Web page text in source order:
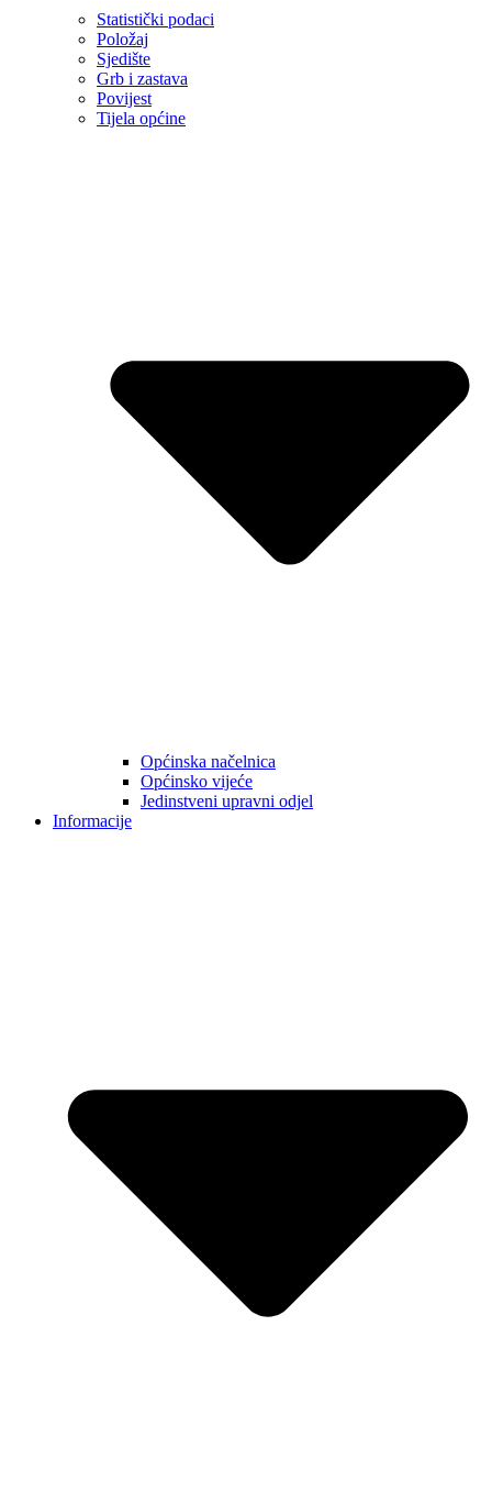
Statistički podaci
Položaj
Sjedište
Grb i zastava
Povijest
Tijela općine
Općinska načelnica
Općinsko vijeće
Jedinstveni upravni odjel
Informacije